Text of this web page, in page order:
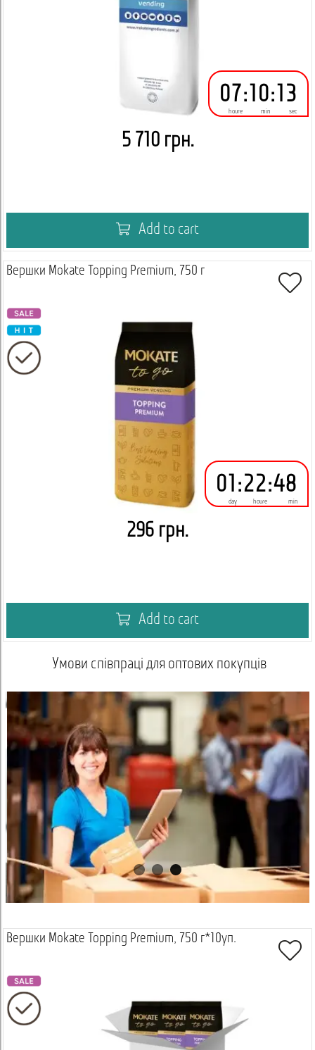
07
houre
: 10
min
: 12
sec
5 710 грн.
Add to cart
Вершки Mokate Topping Premium, 750 г
01
day
:22
houre
:48
min
296 грн.
Add to cart
Умови співпраці для оптових покупців
Вершки Mokate Topping Premium, 750 г*10уп.